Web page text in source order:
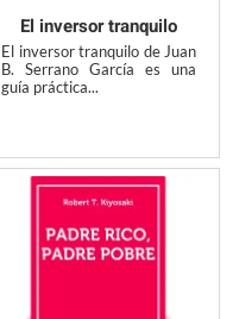
El inversor tranquilo
El inversor tranquilo de Juan
B. Serrano García es una
guía práctica...